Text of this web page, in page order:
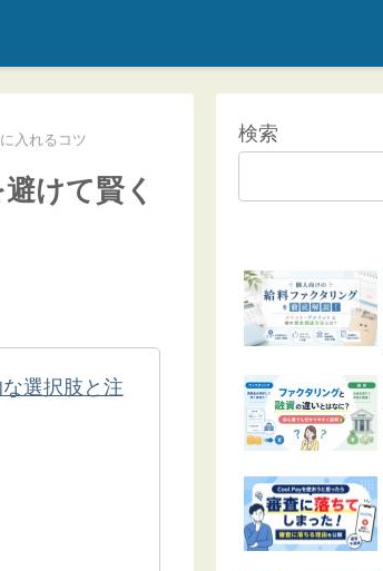
入れるコツ
けて賢く
選択肢と注
検索